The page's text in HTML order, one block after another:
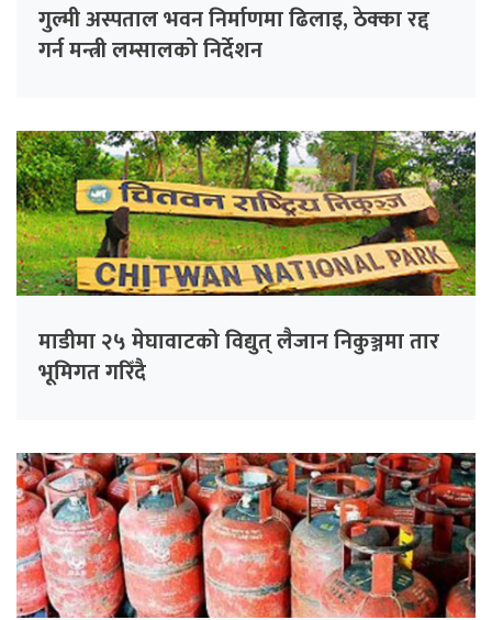
गुल्मी अस्पताल भवन निर्माणमा ढिलाइ, ठेक्का रद्द
गर्न मन्त्री लम्सालको निर्देशन
माडीमा २५ मेघावाटको विद्युत् लैजान निकुञ्जमा तार
भूमिगत गरिँदै